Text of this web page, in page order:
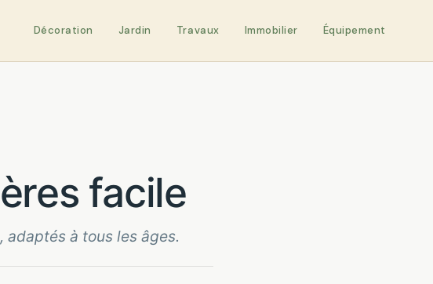
Décoration Jardin Travaux Immobilier Équipement
facile
à tous les âges.